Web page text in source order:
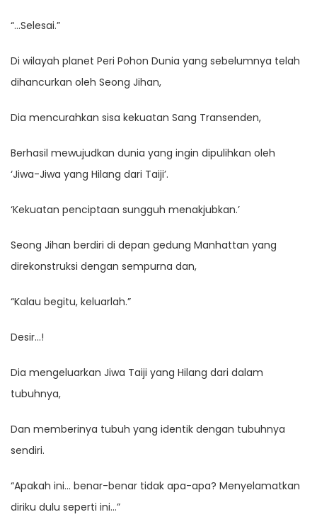
“…Selesai.”
Di wilayah planet Peri Pohon Dunia yang sebelumnya telah
dihancurkan oleh Seong Jihan,
Dia mencurahkan sisa kekuatan Sang Transenden,
Berhasil mewujudkan dunia yang ingin dipulihkan oleh
‘Jiwa-Jiwa yang Hilang dari Taiji’.
‘Kekuatan penciptaan sungguh menakjubkan.’
Seong Jihan berdiri di depan gedung Manhattan yang
direkonstruksi dengan sempurna dan,
“Kalau begitu, keluarlah.”
Desir…!
Dia mengeluarkan Jiwa Taiji yang Hilang dari dalam
tubuhnya,
Dan memberinya tubuh yang identik dengan tubuhnya
sendiri.
“Apakah ini… benar-benar tidak apa-apa? Menyelamatkan
diriku dulu seperti ini…”